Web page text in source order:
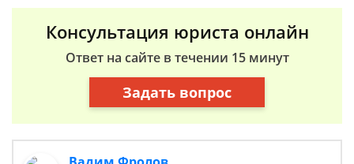
Консультация юриста онлайн
Ответ на сайте в течении 15 минут
Задать вопрос